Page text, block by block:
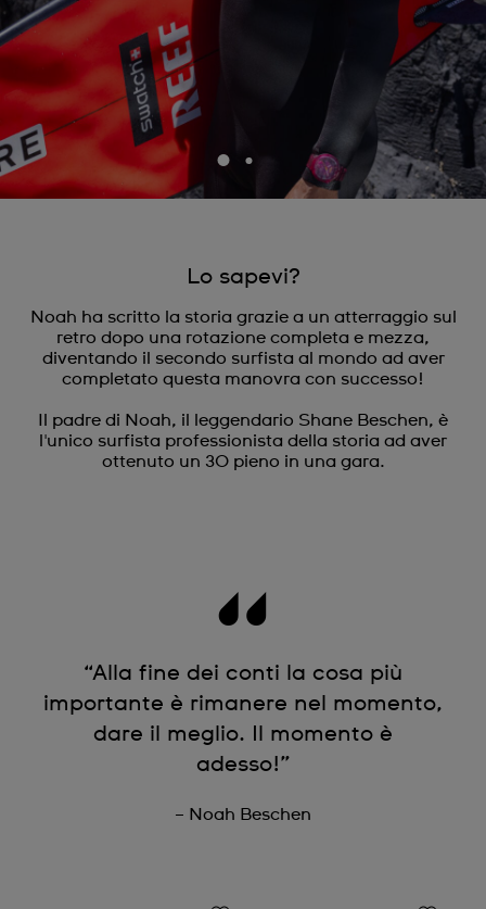
Lo sapevi?
Noah ha scritto la storia grazie a un atterraggio sul
retro dopo una rotazione completa e mezza,
diventando il secondo surfista al mondo ad aver
completato questa manovra con successo!
Il padre di Noah, il leggendario Shane Beschen, è
l'unico surfista professionista della storia ad aver
ottenuto un 30 pieno in una gara.
“Alla fine dei conti la cosa più
importante è rimanere nel momento,
dare il meglio. Il momento è
adesso!”
– Noah Beschen